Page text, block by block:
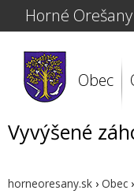
Horné Orešany
Obec
Vyvýšené
horneoresany.sk › Obec ›